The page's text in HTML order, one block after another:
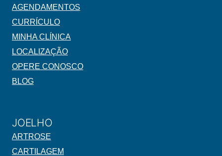
AGENDAMENTOS
CURRÍCULO
MINHA CLÍNICA
LOCALIZAÇÃO
OPERE CONOSCO
BLOG
JOELHO
ARTROSE
CARTILAGEM